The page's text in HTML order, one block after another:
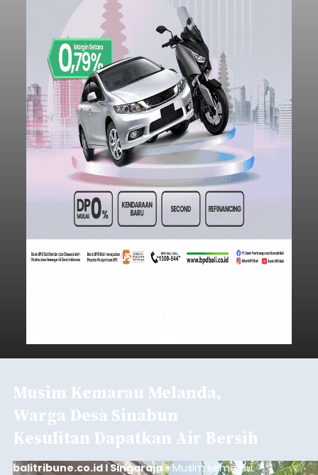
Musim Kemarau Melanda,
Warga Desa Sinabun
Kesulitan Dapatkan Air Bersih
balitribune.co.id I Singaraja -Musim kemarau